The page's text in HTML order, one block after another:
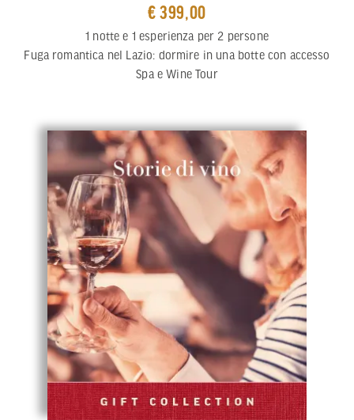
€ 399,00
1 notte e 1 esperienza per 2 persone
Fuga romantica nel Lazio: dormire in una botte con accesso
Spa e Wine Tour